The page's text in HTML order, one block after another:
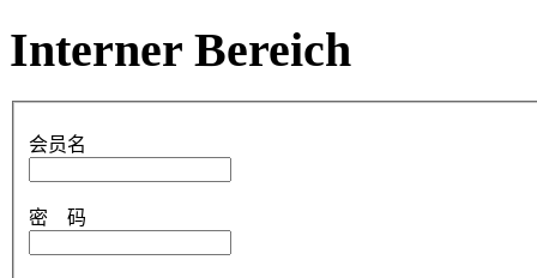
Interner Bereich
会员名
密 码